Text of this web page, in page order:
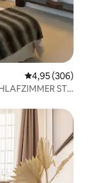
4,95 (306)
ST-